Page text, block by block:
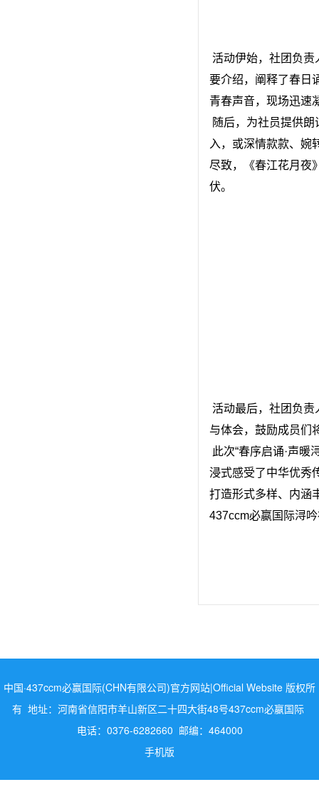
要介绍，阐释了春日
青春声音，现场迅速
入，或深情款款、婉
尽致，《春江花月夜
伏。
与体会，鼓励成员们
浸式感受了中华优秀
打造形式多样、内涵
437ccm必嬴国际浔
中国·437ccm必赢国际(CHN有限公司)官方网站|Official Website 版权所
有 地址：河南省信阳市羊山新区二十四大街48号437ccm必嬴国际
电话：0376-6282660 邮编：464000
手机版